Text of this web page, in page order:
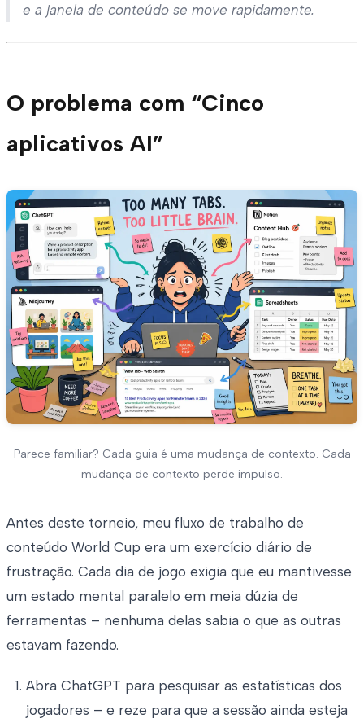
e a janela de conteúdo se move rapidamente.
O problema com “Cinco
aplicativos AI”
Parece familiar? Cada guia é uma mudança de contexto. Cada
mudança de contexto perde impulso.
Antes deste torneio, meu fluxo de trabalho de
conteúdo World Cup era um exercício diário de
frustração. Cada dia de jogo exigia que eu mantivesse
um estado mental paralelo em meia dúzia de
ferramentas – nenhuma delas sabia o que as outras
estavam fazendo.
Abra ChatGPT para pesquisar as estatísticas dos
jogadores – e reze para que a sessão ainda esteja